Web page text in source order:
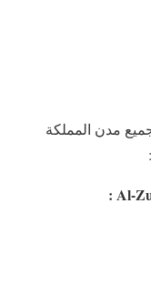
مدن المملكة